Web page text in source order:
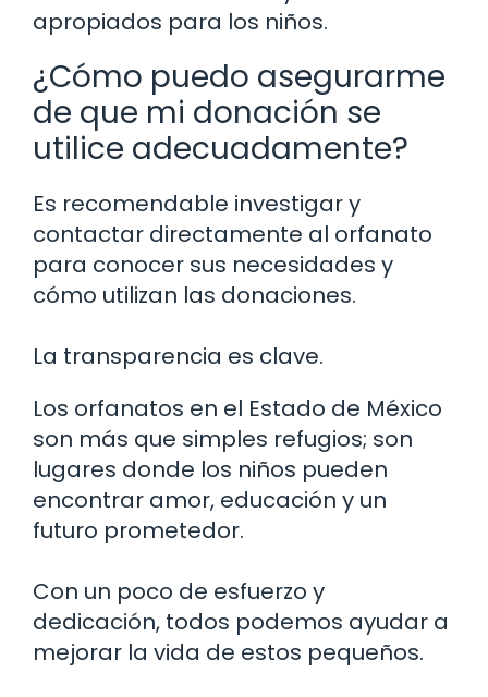
apropiados para los niños.
¿Cómo puedo asegurarme
de que mi donación se
utilice adecuadamente?
Es recomendable investigar y
contactar directamente al orfanato
para conocer sus necesidades y
cómo utilizan las donaciones.
La transparencia es clave.
Los orfanatos en el Estado de México
son más que simples refugios; son
lugares donde los niños pueden
encontrar amor, educación y un
futuro prometedor.
Con un poco de esfuerzo y
dedicación, todos podemos ayudar a
mejorar la vida de estos pequeños.